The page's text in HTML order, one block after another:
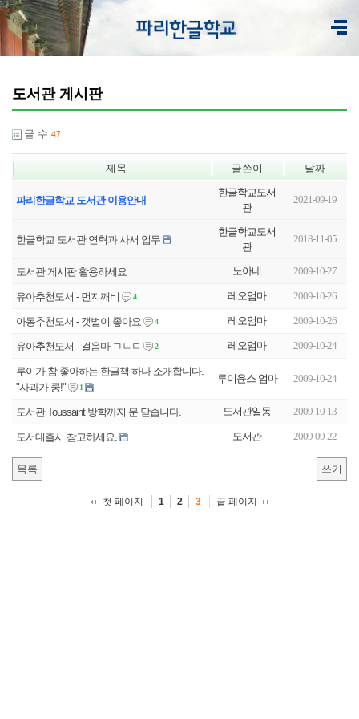
도서관 게시판
글 수 47
제목 글쓴이 날짜
파리한글학교 도서관 이용안내
한글학교도서
관
2021-09-19
한글학교 도서관 연혁과 사서 업무
한글학교도서
관
2018-11-05
도서관 게시판 활용하세요 노아네 2009-10-27
유아추천도서 - 먼지깨비 4 레오엄마 2009-10-26
아동추천도서 - 갯벌이 좋아요 4 레오엄마 2009-10-26
유아추천도서 - 걸음마 ㄱㄴㄷ 2 레오엄마 2009-10-24
루이가 참 좋아하는 한글책 하나 소개합니다.
"사과가 쿵!"
1
루이윤스 엄마 2009-10-24
도서관 Toussaint 방학까지 문 닫습니다. 도서관일동 2009-10-13
도서대출시 참고하세요. 도서관 2009-09-22
목록 쓰기
첫 페이지 1 2 3 끝 페이지